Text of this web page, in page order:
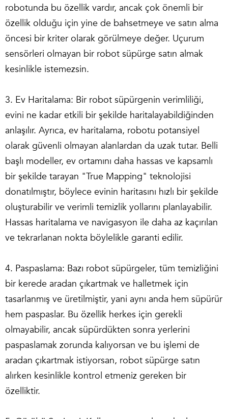
robotunda bu özellik vardır, ancak çok önemli bir
özellik olduğu için yine de bahsetmeye ve satın alma
öncesi bir kriter olarak görülmeye değer. Uçurum
sensörleri olmayan bir robot süpürge satın almak
kesinlikle istemezsin.
3. Ev Haritalama: Bir robot süpürgenin verimliliği,
evini ne kadar etkili bir şekilde haritalayabildiğinden
anlaşılır. Ayrıca, ev haritalama, robotu potansiyel
olarak güvenli olmayan alanlardan da uzak tutar. Belli
başlı modeller, ev ortamını daha hassas ve kapsamlı
bir şekilde tarayan "True Mapping" teknolojisi
donatılmıştır, böylece evinin haritasını hızlı bir şekilde
oluşturabilir ve verimli temizlik yollarını planlayabilir.
Hassas haritalama ve navigasyon ile daha az kaçırılan
ve tekrarlanan nokta böylelikle garanti edilir.
4. Paspaslama: Bazı robot süpürgeler, tüm temizliğini
bir kerede aradan çıkartmak ve halletmek için
tasarlanmış ve üretilmiştir, yani aynı anda hem süpürür
hem paspaslar. Bu özellik herkes için gerekli
olmayabilir, ancak süpürdükten sonra yerlerini
paspaslamak zorunda kalıyorsan ve bu işlemi de
aradan çıkartmak istiyorsan, robot süpürge satın
alırken kesinlikle kontrol etmeniz gereken bir
özelliktir.